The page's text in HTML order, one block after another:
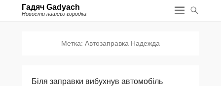
Гадяч Gadyach
Новости нашего городка
Метка: Автозаправка Надежда
Біля заправки вибухнув автомобіль